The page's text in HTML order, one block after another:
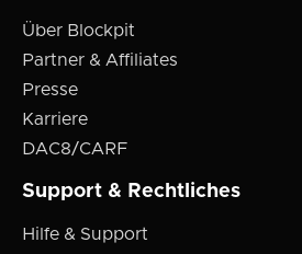
Über Blockpit
Partner & Affiliates
Presse
Karriere
DAC8/CARF
Support & Rechtliches
Hilfe & Support